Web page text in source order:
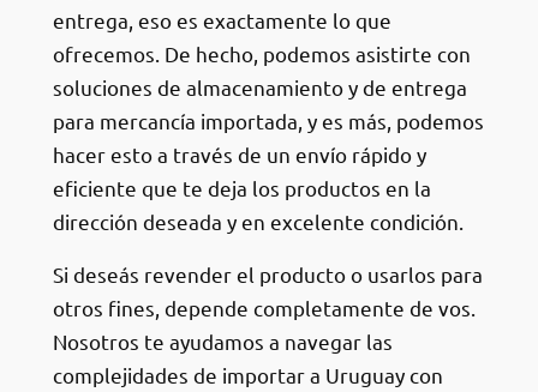
entrega, eso es exactamente lo que
ofrecemos. De hecho, podemos asistirte con
soluciones de almacenamiento y de entrega
para mercancía importada, y es más, podemos
hacer esto a través de un envío rápido y
eficiente que te deja los productos en la
dirección deseada y en excelente condición.
Si deseás revender el producto o usarlos para
otros fines, depende completamente de vos.
Nosotros te ayudamos a navegar las
complejidades de importar a Uruguay con